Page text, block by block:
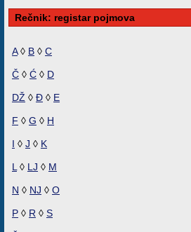
Rečnik: registar pojmova
A◊ B ◊ C
Č ◊ Ć ◊ D
DŽ ◊ Đ ◊ E
F ◊ G ◊ H
I ◊ J ◊ K
L ◊ LJ ◊ M
N ◊ NJ ◊ O
P ◊ R ◊ S